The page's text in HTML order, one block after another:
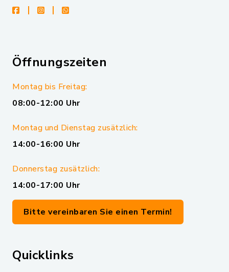
facebookinstagramwhatsapp
Öffnungszeiten
Montag bis Freitag:
08:00-12:00 Uhr
Montag und Dienstag zusätzlich:
14:00-16:00 Uhr
Donnerstag zusätzlich:
14:00-17:00 Uhr
Bitte vereinbaren Sie einen Termin!
Quicklinks